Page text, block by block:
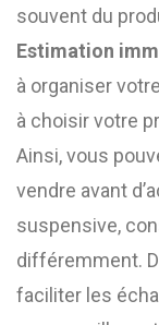
souvent du
Estimation
à organiser
à choisir votre
Ainsi, vous
vendre avant
suspensive,
différemment.
faciliter les